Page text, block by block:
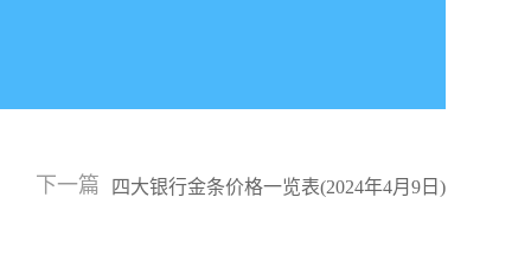
下一篇 四大银行金条价格一览表(2024年4月9日)